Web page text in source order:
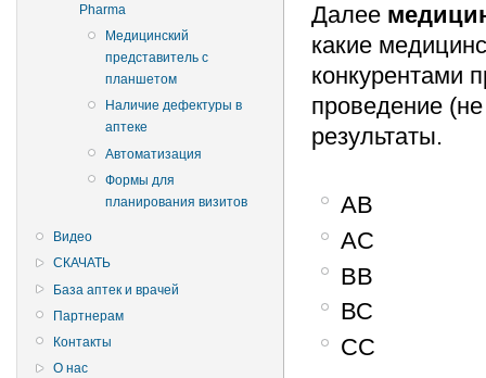
Pharma
Медицинский
представитель с
планшетом
Наличие дефектуры в
аптеке
Автоматизация
Формы для
планирования визитов
Видео
СКАЧАТЬ
База аптек и врачей
Партнерам
Контакты
О нас
Далее
какие
конкурентами
проведение
результаты.
АВ
АС
ВВ
ВС
СС